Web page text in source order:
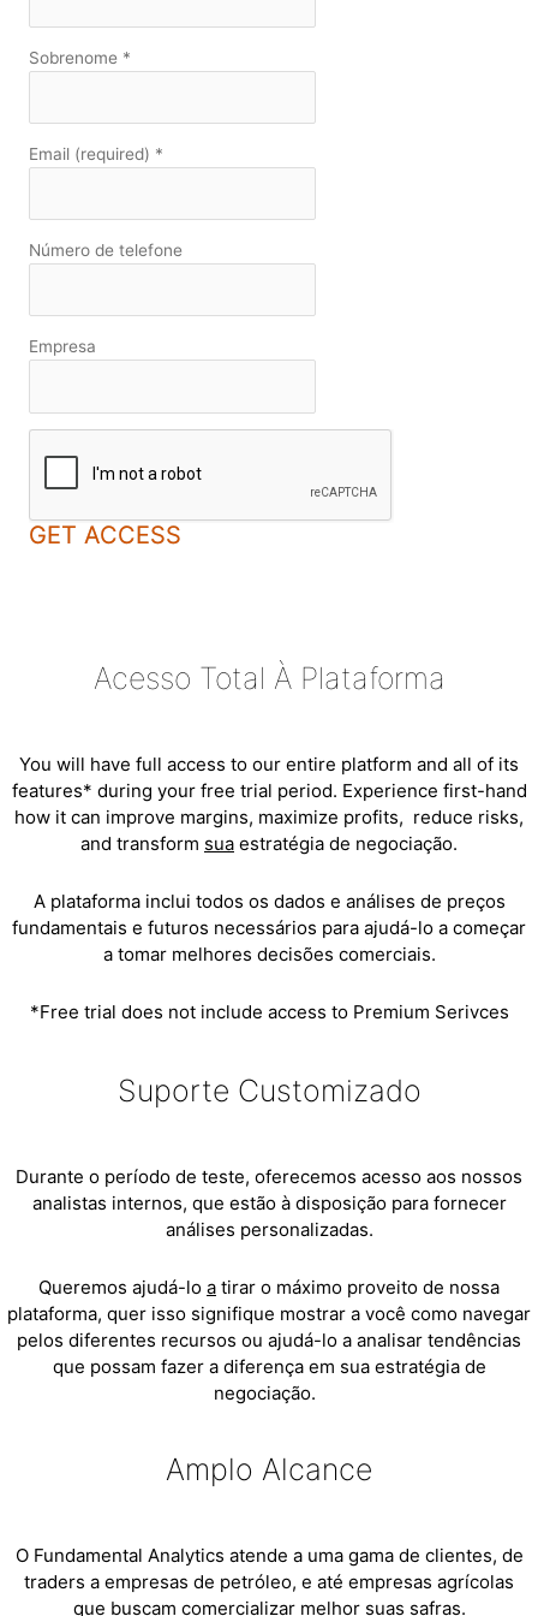
Sobrenome *
Email (required) *
Número de telefone
Empresa
blank.
Acesso Total À Plataforma
You will have full access to our entire platform and all of its
features* during your free trial period. Experience first-hand
how it can improve margins, maximize profits, reduce risks,
and transform sua estratégia de negociação.
A plataforma inclui todos os dados e análises de preços
fundamentais e futuros necessários para ajudá-lo a começar
a tomar melhores decisões comerciais.
*Free trial does not include access to Premium Serivces
Suporte Customizado
Durante o período de teste, oferecemos acesso aos nossos
analistas internos, que estão à disposição para fornecer
análises personalizadas.
Queremos ajudá-lo a tirar o máximo proveito de nossa
plataforma, quer isso signifique mostrar a você como navegar
pelos diferentes recursos ou ajudá-lo a analisar tendências
que possam fazer a diferença em sua estratégia de
negociação.
Amplo Alcance
O Fundamental Analytics atende a uma gama de clientes, de
traders a empresas de petróleo, e até empresas agrícolas
que buscam comercializar melhor suas safras.